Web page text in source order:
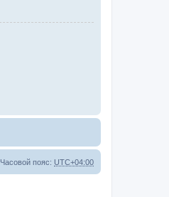
Часовой пояс: UTC+04:00